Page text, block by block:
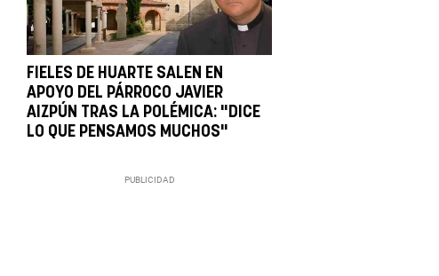
FIELES DE HUARTE SALEN EN
APOYO DEL PÁRROCO JAVIER
AIZPÚN TRAS LA POLÉMICA: "DICE
LO QUE PENSAMOS MUCHOS"